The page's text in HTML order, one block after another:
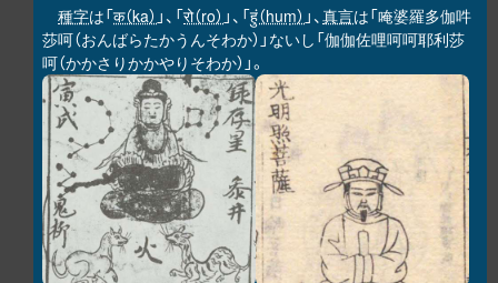
種字は「क（ka） 」、「रो（ro） 」、「हुं（huṃ） 」、真言は「唵婆羅多伽吽
莎呵（おんばらたかうんそわか）」ないし「伽伽佐哩呵呵耶利莎
呵（かかさりかかやりそわか）」。